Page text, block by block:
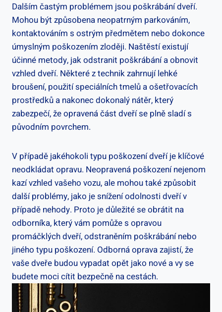
Dalším častým problémem jsou poškrábání dveří.
Mohou být způsobena neopatrným parkováním,
kontaktováním s ostrým předmětem nebo dokonce
úmyslným poškozením zloději. Naštěstí existují
účinné metody, jak odstranit poškrábání a obnovit
vzhled dveří. Některé z technik zahrnují lehké
broušení, použití speciálních tmelů a ošetřovacích
prostředků a nakonec dokonalý nátěr, který
zabezpečí, že opravená část dveří se plně sladí s
původním povrchem.
V případě jakéhokoli typu poškození dveří je klíčové
neodkládat opravu. Neopravená poškození nejenom
kazí vzhled vašeho vozu, ale mohou také způsobit
další problémy, jako je snížení odolnosti dveří v
případě nehody. Proto je důležité se obrátit na
odborníka, který vám pomůže s opravou
promáčklých dveří, odstraněním poškrábání nebo
jiného typu poškození. Odborná oprava zajistí, že
vaše dveře budou vypadat opět jako nové a vy se
budete moci cítit bezpečně na cestách.